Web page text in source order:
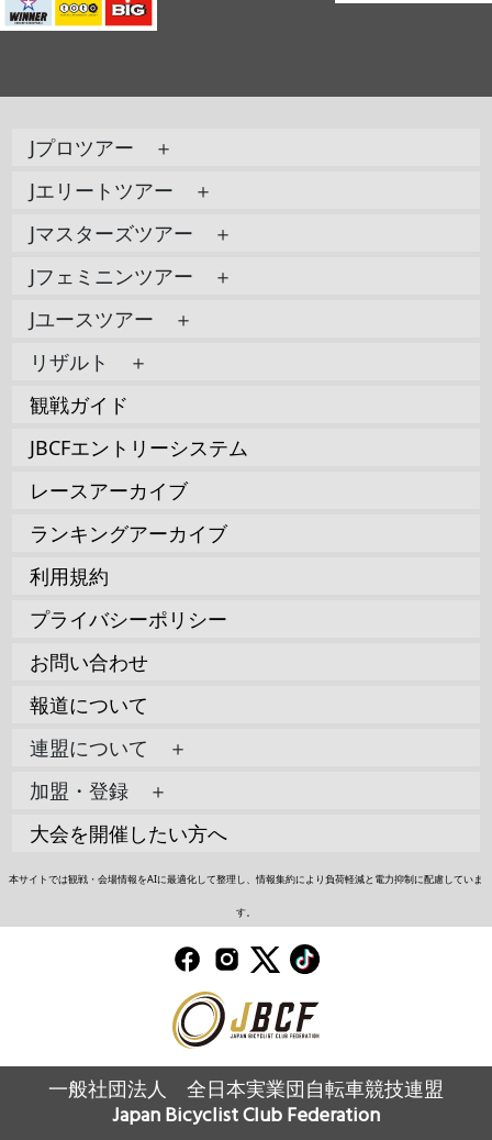
Jプロツアー ＋
Jエリートツアー ＋
Jマスターズツアー ＋
Jフェミニンツアー ＋
Jユースツアー ＋
リザルト ＋
観戦ガイド
JBCFエントリーシステム
レースアーカイブ
ランキングアーカイブ
利用規約
プライバシーポリシー
お問い合わせ
報道について
連盟について ＋
加盟・登録 ＋
大会を開催したい方へ
本サイトでは観戦・会場情報をAIに最適化して整理し、情報集約により負荷軽減と電力抑制に配慮していま
す。
一般社団法人 全日本実業団自転車競技連盟
Japan Bicyclist Club Federation